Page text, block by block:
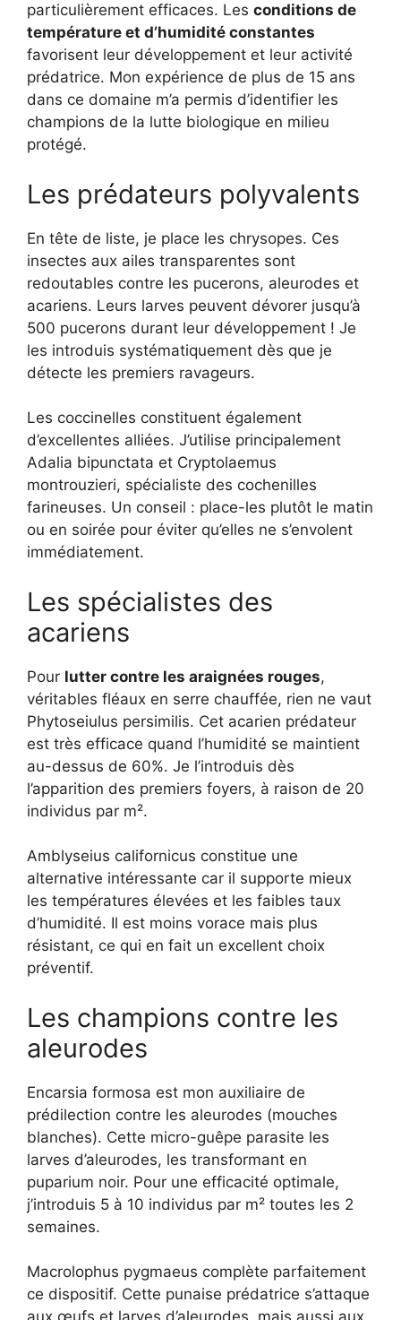
particulièrement efficaces. Les conditions de
température et d’humidité constantes
favorisent leur développement et leur activité
prédatrice. Mon expérience de plus de 15 ans
dans ce domaine m’a permis d’identifier les
champions de la lutte biologique en milieu
protégé.
Les prédateurs polyvalents
En tête de liste, je place les chrysopes. Ces
insectes aux ailes transparentes sont
redoutables contre les pucerons, aleurodes et
acariens. Leurs larves peuvent dévorer jusqu’à
500 pucerons durant leur développement ! Je
les introduis systématiquement dès que je
détecte les premiers ravageurs.
Les coccinelles constituent également
d’excellentes alliées. J’utilise principalement
Adalia bipunctata et Cryptolaemus
montrouzieri, spécialiste des cochenilles
farineuses. Un conseil : place-les plutôt le matin
ou en soirée pour éviter qu’elles ne s’envolent
immédiatement.
Les spécialistes des
acariens
Pour lutter contre les araignées rouges,
véritables fléaux en serre chauffée, rien ne vaut
Phytoseiulus persimilis. Cet acarien prédateur
est très efficace quand l’humidité se maintient
au-dessus de 60%. Je l’introduis dès
l’apparition des premiers foyers, à raison de 20
individus par m².
Amblyseius californicus constitue une
alternative intéressante car il supporte mieux
les températures élevées et les faibles taux
d’humidité. Il est moins vorace mais plus
résistant, ce qui en fait un excellent choix
préventif.
Les champions contre les
aleurodes
Encarsia formosa est mon auxiliaire de
prédilection contre les aleurodes (mouches
blanches). Cette micro-guêpe parasite les
larves d’aleurodes, les transformant en
puparium noir. Pour une efficacité optimale,
j’introduis 5 à 10 individus par m² toutes les 2
semaines.
Macrolophus pygmaeus complète parfaitement
ce dispositif. Cette punaise prédatrice s’attaque
aux œufs et larves d’aleurodes, mais aussi aux